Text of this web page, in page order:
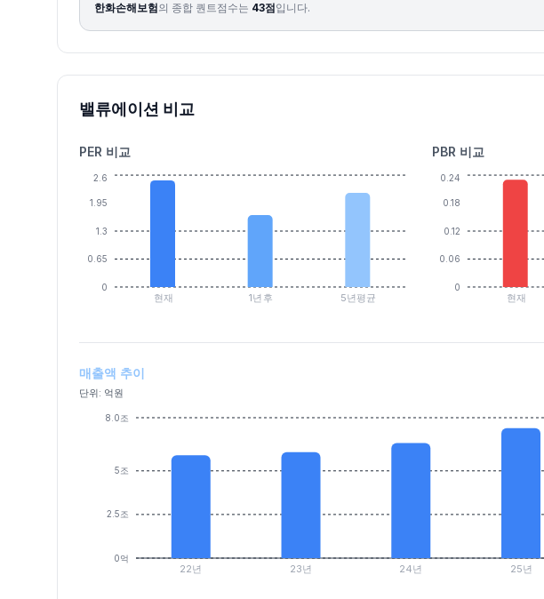
한화손해보험의 종합 퀀트점수는 43점입니다.
밸류에이션 비교
PER 비교
현재 1년후 5년평균
0
0.65
1.3
1.95
2.6
PBR 비교
현재
0
0.06
0.12
0.18
0.24
매출액 추이
단위: 억원
22년 23년 24년 25년
0억
2.5조
5조
8.0조